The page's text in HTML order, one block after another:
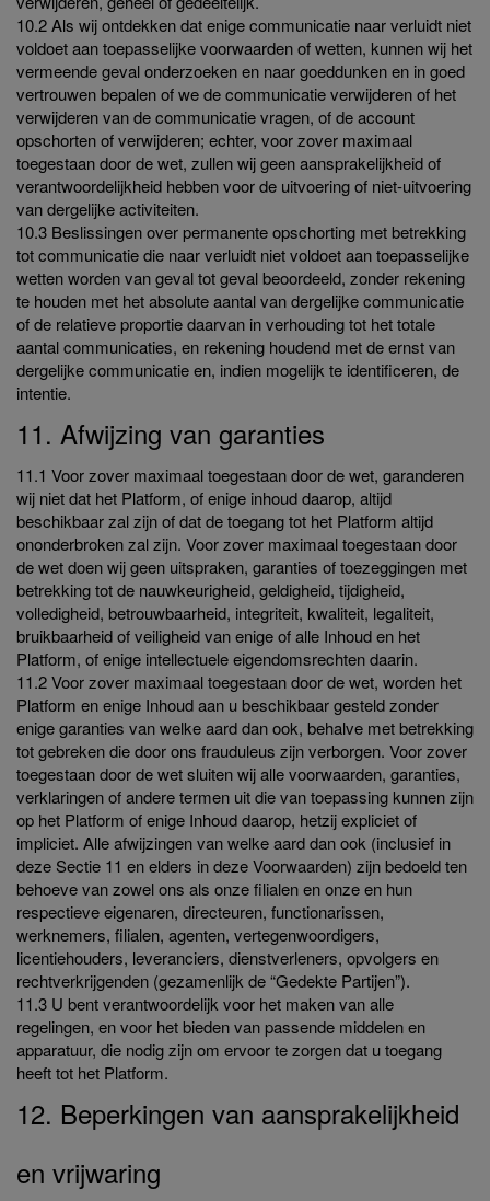
10.2 Als wij ontdekken dat enige communicatie naar verluidt niet
voldoet aan toepasselijke voorwaarden of wetten, kunnen wij het
vermeende geval onderzoeken en naar goeddunken en in goed
vertrouwen bepalen of we de communicatie verwijderen of het
verwijderen van de communicatie vragen, of de account
opschorten of verwijderen; echter, voor zover maximaal
toegestaan door de wet, zullen wij geen aansprakelijkheid of
verantwoordelijkheid hebben voor de uitvoering of niet-uitvoering
van dergelijke activiteiten.
10.3 Beslissingen over permanente opschorting met betrekking
tot communicatie die naar verluidt niet voldoet aan toepasselijke
wetten worden van geval tot geval beoordeeld, zonder rekening
te houden met het absolute aantal van dergelijke communicatie
of de relatieve proportie daarvan in verhouding tot het totale
aantal communicaties, en rekening houdend met de ernst van
dergelijke communicatie en, indien mogelijk te identificeren, de
intentie.
11. Afwijzing van garanties
11.1 Voor zover maximaal toegestaan door de wet, garanderen
wij niet dat het Platform, of enige inhoud daarop, altijd
beschikbaar zal zijn of dat de toegang tot het Platform altijd
ononderbroken zal zijn. Voor zover maximaal toegestaan door
de wet doen wij geen uitspraken, garanties of toezeggingen met
betrekking tot de nauwkeurigheid, geldigheid, tijdigheid,
volledigheid, betrouwbaarheid, integriteit, kwaliteit, legaliteit,
bruikbaarheid of veiligheid van enige of alle Inhoud en het
Platform, of enige intellectuele eigendomsrechten daarin.
11.2 Voor zover maximaal toegestaan door de wet, worden het
Platform en enige Inhoud aan u beschikbaar gesteld zonder
enige garanties van welke aard dan ook, behalve met betrekking
tot gebreken die door ons frauduleus zijn verborgen. Voor zover
toegestaan door de wet sluiten wij alle voorwaarden, garanties,
verklaringen of andere termen uit die van toepassing kunnen zijn
op het Platform of enige Inhoud daarop, hetzij expliciet of
impliciet. Alle afwijzingen van welke aard dan ook (inclusief in
deze Sectie 11 en elders in deze Voorwaarden) zijn bedoeld ten
behoeve van zowel ons als onze filialen en onze en hun
respectieve eigenaren, directeuren, functionarissen,
werknemers, filialen, agenten, vertegenwoordigers,
licentiehouders, leveranciers, dienstverleners, opvolgers en
rechtverkrijgenden (gezamenlijk de “Gedekte Partijen”).
11.3 U bent verantwoordelijk voor het maken van alle
regelingen, en voor het bieden van passende middelen en
apparatuur, die nodig zijn om ervoor te zorgen dat u toegang
heeft tot het Platform.
12. Beperkingen van aansprakelijkheid
en vrijwaring